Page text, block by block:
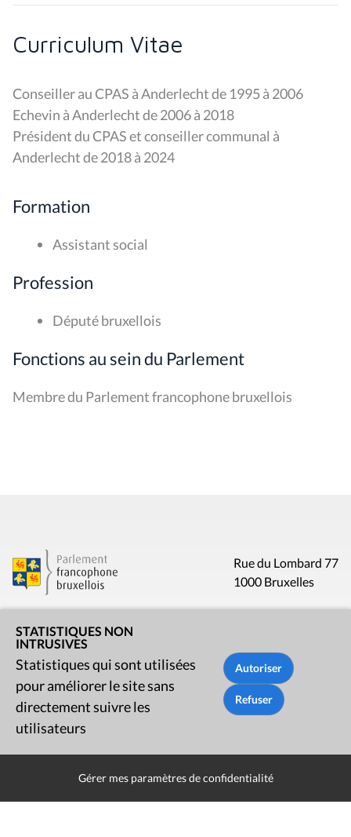
Curriculum Vitae
Conseiller au CPAS à Anderlecht de 1995 à 2006
Echevin à Anderlecht de 2006 à 2018
Président du CPAS et conseiller communal à
Anderlecht de 2018 à 2024
Formation
Assistant social
Profession
Député bruxellois
Fonctions au sein du Parlement
Membre du Parlement francophone bruxellois
STATISTIQUES NON
INTRUSIVES
Statistiques qui sont utilisées
pour améliorer le site sans
directement suivre les
utilisateurs
Gérer mes paramètres de confidentialité
Rue du Lombard 77
1000 Bruxelles
Contact
Presse
Liens utiles